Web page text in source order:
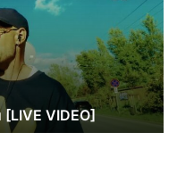
VIDEO]
|
20
lat